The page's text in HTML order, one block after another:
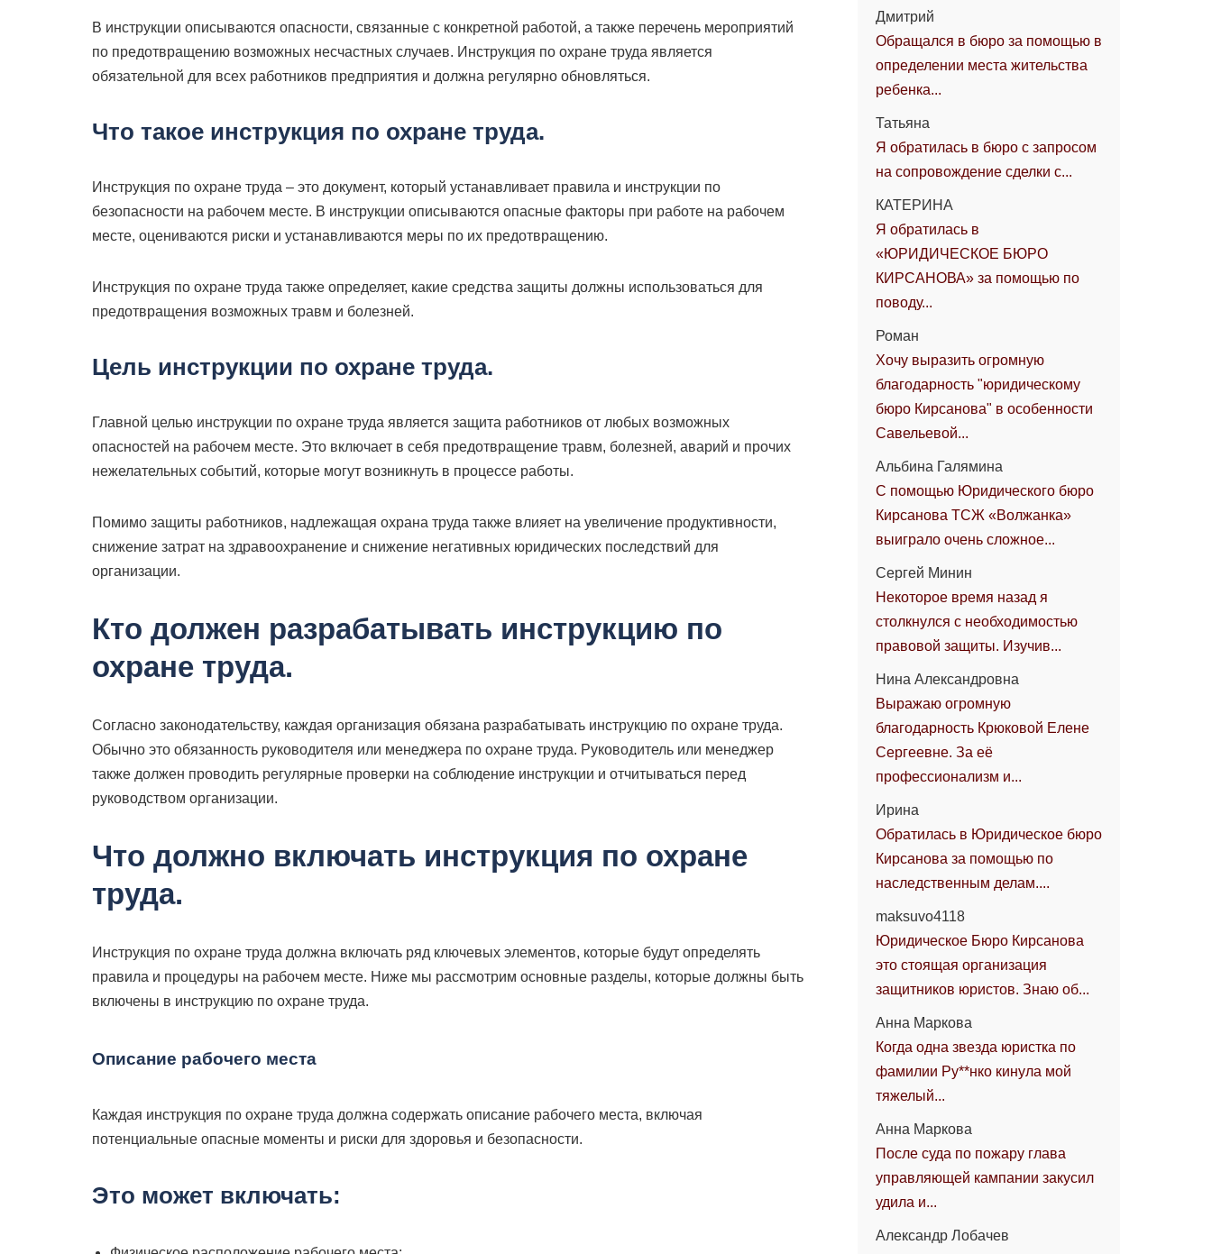
В инструкции описываются опасности, связанные с конкретной работой, а также перечень мероприятий
по предотвращению возможных несчастных случаев. Инструкция по охране труда является
обязательной для всех работников предприятия и должна регулярно обновляться.
Что такое инструкция по охране труда.
Инструкция по охране труда – это документ, который устанавливает правила и инструкции по
безопасности на рабочем месте. В инструкции описываются опасные факторы при работе на рабочем
месте, оцениваются риски и устанавливаются меры по их предотвращению.
Инструкция по охране труда также определяет, какие средства защиты должны использоваться для
предотвращения возможных травм и болезней.
Цель инструкции по охране труда.
Главной целью инструкции по охране труда является защита работников от любых возможных
опасностей на рабочем месте. Это включает в себя предотвращение травм, болезней, аварий и прочих
нежелательных событий, которые могут возникнуть в процессе работы.
Помимо защиты работников, надлежащая охрана труда также влияет на увеличение продуктивности,
снижение затрат на здравоохранение и снижение негативных юридических последствий для
организации.
Кто должен разрабатывать инструкцию по
охране труда.
Согласно законодательству, каждая организация обязана разрабатывать инструкцию по охране труда.
Обычно это обязанность руководителя или менеджера по охране труда. Руководитель или менеджер
также должен проводить регулярные проверки на соблюдение инструкции и отчитываться перед
руководством организации.
Что должно включать инструкция по охране
труда.
Инструкция по охране труда должна включать ряд ключевых элементов, которые будут определять
правила и процедуры на рабочем месте. Ниже мы рассмотрим основные разделы, которые должны быть
включены в инструкцию по охране труда.
Описание рабочего места
Каждая инструкция по охране труда должна содержать описание рабочего места, включая
потенциальные опасные моменты и риски для здоровья и безопасности.
Это может включать:
Дмитрий
Обращался в бюро за помощью в
определении места жительства
ребенка...
Татьяна
Я обратилась в бюро с запросом
на сопровождение сделки с...
КАТЕРИНА
Я обратилась в
«ЮРИДИЧЕСКОЕ БЮРО
КИРСАНОВА» за помощью по
поводу...
Роман
Хочу выразить огромную
благодарность "юридическому
бюро Кирсанова" в особенности
Савельевой...
Альбина Галямина
С помощью Юридического бюро
Кирсанова ТСЖ «Волжанка»
выиграло очень сложное...
Сергей Минин
Некоторое время назад я
столкнулся с необходимостью
правовой защиты. Изучив...
Нина Александровна
Выражаю огромную
благодарность Крюковой Елене
Сергеевне. За её
профессионализм и...
Ирина
Обратилась в Юридическое бюро
Кирсанова за помощью по
наследственным делам....
maksuvo4118
Юридическое Бюро Кирсанова
это стоящая организация
защитников юристов. Знаю об...
Анна Маркова
Когда одна звезда юристка по
фамилии Ру**нко кинула мой
тяжелый...
Анна Маркова
После суда по пожару глава
управляющей кампании закусил
удила и...
Александр Лобачев